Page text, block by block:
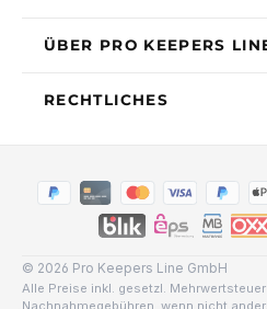
ÜBER PRO KEEPERS
RECHTLICHES
© 2026 Pro Keepers Line GmbH
Alle Preise inkl. gesetzl. Mehrwertsteuer
Nachnahmegebühren, wenn nicht